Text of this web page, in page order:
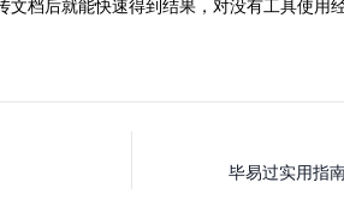
档后就能快速得到结果，对没有工具使用
毕易过实用指